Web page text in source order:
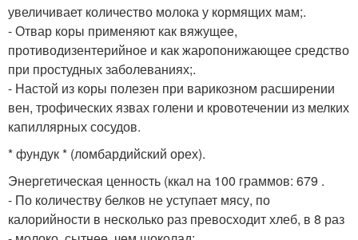
увеличивает количество молока у кормящих мам;.
- Отвар коры применяют как вяжущее,
противодизентерийное и как жаропонижающее средство
при простудных заболеваниях;.
- Настой из коры полезен при варикозном расширении
вен, трофических язвах голени и кровотечении из мелких
капиллярных сосудов.
* фундук * (ломбардийский орех).
Энергетическая ценность (ккал на 100 граммов: 679 .
- По количеству белков не уступает мясу, по
калорийности в несколько раз превосходит хлеб, в 8 раз